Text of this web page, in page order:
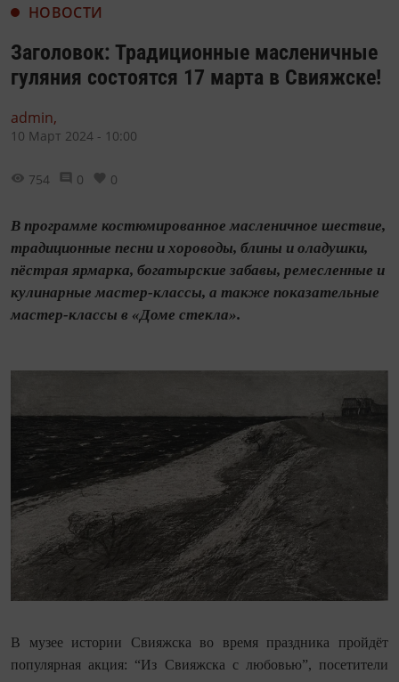
НОВОСТИ
Заголовок: Традиционные масленичные
гуляния состоятся 17 марта в Свияжске!
admin,
10 Март 2024 - 10:00
754 0 0
В программе костюмированное масленичное шествие,
традиционные песни и хороводы, блины и оладушки,
пёстрая ярмарка, богатырские забавы, ремесленные и
кулинарные мастер-классы, а также показательные
мастер-классы в «Доме стекла».
В музее истории Свияжска во время праздника пройдёт
популярная акция: “Из Свияжска с любовью”, посетители